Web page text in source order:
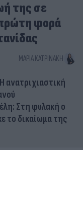
της σε
φορά
ΜΑΡΊΑ ΚΑΤΡΙΝΆΚΗ
ανατριχιαστική
Στη φυλακή ο
το δικαίωμα της